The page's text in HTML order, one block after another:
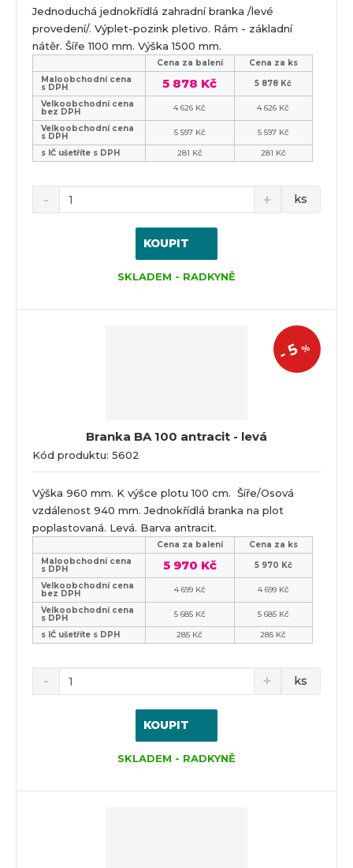
Jednoduchá jednokřídlá zahradní branka /levé
provedení/. Výplet-pozink pletivo. Rám - základní
nátěr. Šíře 1100 mm. Výška 1500 mm.
Cena za balení
Cena za ks
Maloobchodní cena
s DPH 5 878 Kč
5 878 Kč
Velkoobchodní cena
bez DPH 4 626 Kč
4 626 Kč
Velkoobchodní cena
s DPH 5 597 Kč
5 597 Kč
s IČ ušetříte s DPH
281 Kč 281 Kč
ks
KOUPIT
SKLADEM - RADKYNĚ
Branka BA 100 antracit - levá
Kód produktu: 5602
-5%
Výška 960 mm. K výšce plotu 100 cm. Šíře/Osová
vzdálenost 940 mm. Jednokřídlá branka na plot
poplastovaná. Levá. Barva antracit.
Cena za balení
Cena za ks
Maloobchodní cena
s DPH 5 970 Kč
5 970 Kč
Velkoobchodní cena
bez DPH 4 699 Kč
4 699 Kč
Velkoobchodní cena
s DPH 5 685 Kč
5 685 Kč
s IČ ušetříte s DPH
285 Kč 285 Kč
ks
KOUPIT
SKLADEM - RADKYNĚ